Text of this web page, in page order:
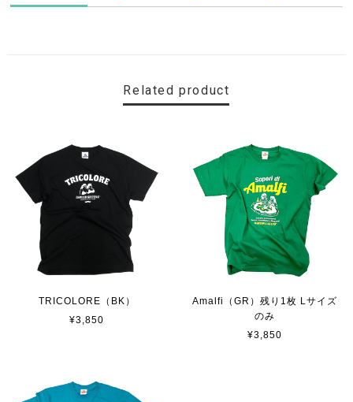
Related product
TRICOLORE（BK）
¥3,850
Amalfi（GR）残り1枚 Lサイズ
のみ
¥3,850